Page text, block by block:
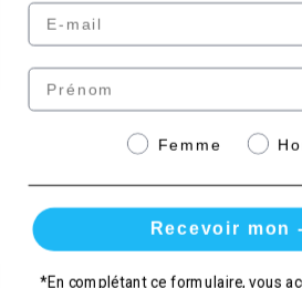
© Laboratoire des GRANIONS 2026 | Pago
Email
Prénom
GenreFemme
Recevoir mon
*En complétant ce formulaire, vous